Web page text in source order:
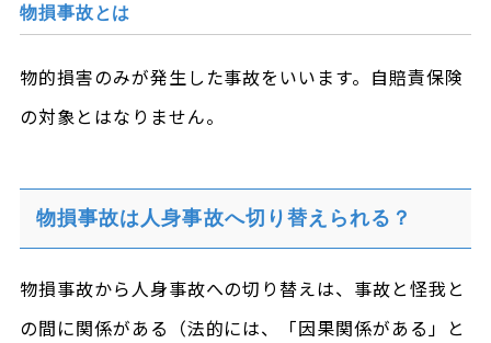
物損事故とは
物的損害のみが発生した事故をいいます。自賠責保険
の対象とはなりません。
物損事故は人身事故へ切り替えられる？
物損事故から人身事故への切り替えは、事故と怪我と
の間に関係がある（法的には、「因果関係がある」と